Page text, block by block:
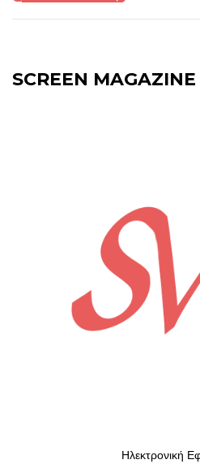
SCREEN MAGAZINE
Ηλεκτρονική